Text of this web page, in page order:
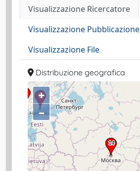
Visualizzazione Ricercatore
Visualizzazione Pubblicazione
Visualizzazione File
Distribuzione geografica
+
–